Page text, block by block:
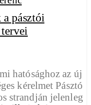
pásztói
hatósághoz az új
kérelmet Pásztó
strandján jelenleg